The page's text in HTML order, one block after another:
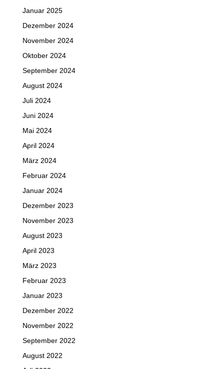
Januar 2025
Dezember 2024
November 2024
Oktober 2024
September 2024
August 2024
Juli 2024
Juni 2024
Mai 2024
April 2024
März 2024
Februar 2024
Januar 2024
Dezember 2023
November 2023
August 2023
April 2023
März 2023
Februar 2023
Januar 2023
Dezember 2022
November 2022
September 2022
August 2022